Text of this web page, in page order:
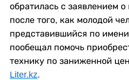
обратилась с заявлением
после того, как молодой
представившийся по
пообещал помочь
технику по заниженной
Liter.kz.